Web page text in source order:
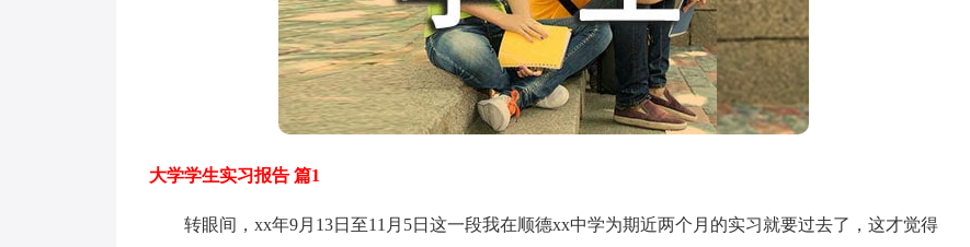
大学学生实习报告 篇1
转眼间，xx年9月13日至11月5日这一段我在顺德xx中学为期近两个月的实习就要过去了，这才觉得